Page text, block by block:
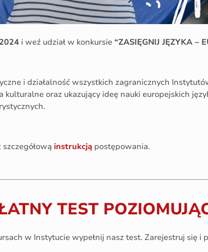
i weź udział w konkursie “ZASIĘGNIJ JĘZYKA –
i działalność wszystkich zagranicznych
oraz ukazujący ideę nauki europejskich
instrukcją postępowania.
TEST
w Instytucie wypełnij nasz test. Zarejestruj się i